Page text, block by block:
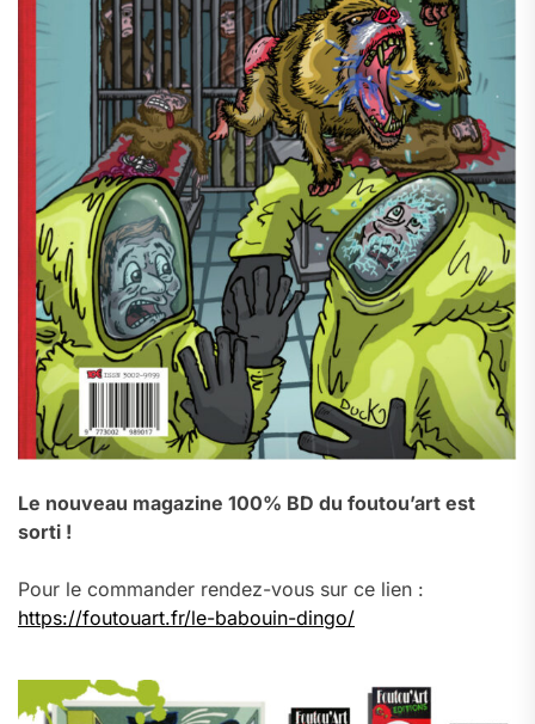
Le nouveau magazine 100% BD du foutou’art est
sorti !
Pour le commander rendez-vous sur ce lien :
https://foutouart.fr/le-babouin-dingo/